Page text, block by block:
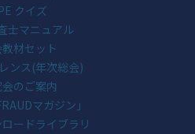
クイズ
士マニュアル
材セット
ンス(年次総会)
のご案内
マガジン」
ードライブラリ